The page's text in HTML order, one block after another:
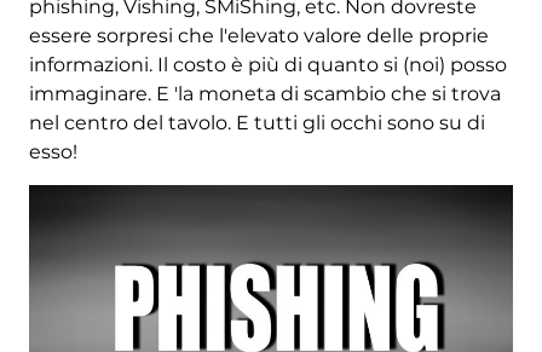
phishing, Vishing, SMiShing, etc. Non dovreste
essere sorpresi che l'elevato valore delle proprie
informazioni. Il costo è più di quanto si (noi) posso
immaginare. E 'la moneta di scambio che si trova
nel centro del tavolo. E tutti gli occhi sono su di
esso!